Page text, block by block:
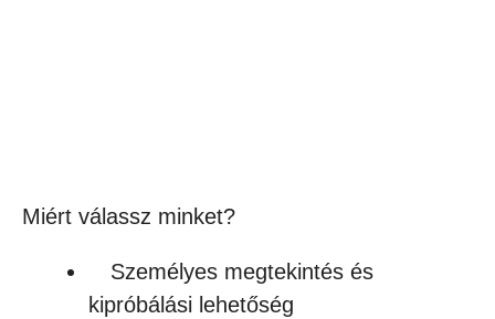
Miért válassz minket?
Személyes megtekintés és
kipróbálási lehetőség